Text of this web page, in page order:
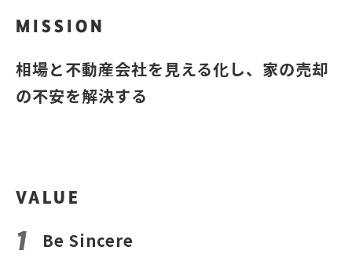
MISSION
相場と不動産会社を見える化し、家の売却
の不安を解決する
VALUE
Be Sincere